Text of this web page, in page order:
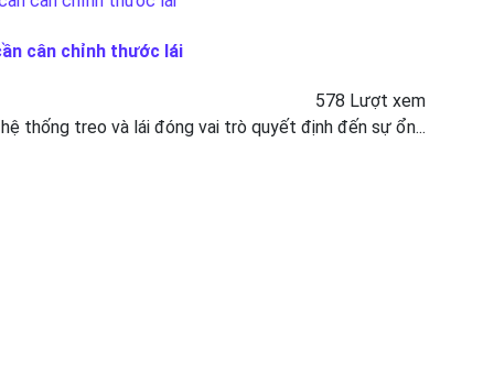
cân chỉnh thước lái
578 Lượt xem
thống treo và lái đóng vai trò quyết định đến sự ổn...